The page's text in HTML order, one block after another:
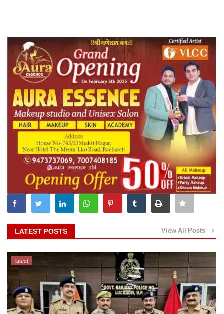
LATEST POSTS View All Posts
latest